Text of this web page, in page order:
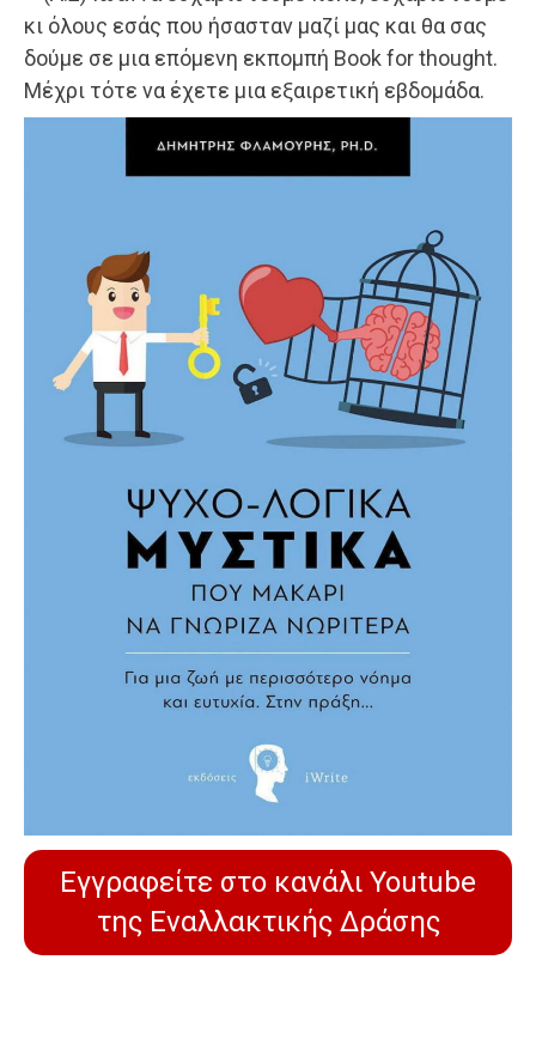
κι όλους εσάς που ήσασταν μαζί μας και θα σας
δούμε σε μια επόμενη εκπομπή Book for thought.
Μέχρι τότε να έχετε μια εξαιρετική εβδομάδα.
Εγγραφείτε στο κανάλι Youtube
της Εναλλακτικής Δράσης